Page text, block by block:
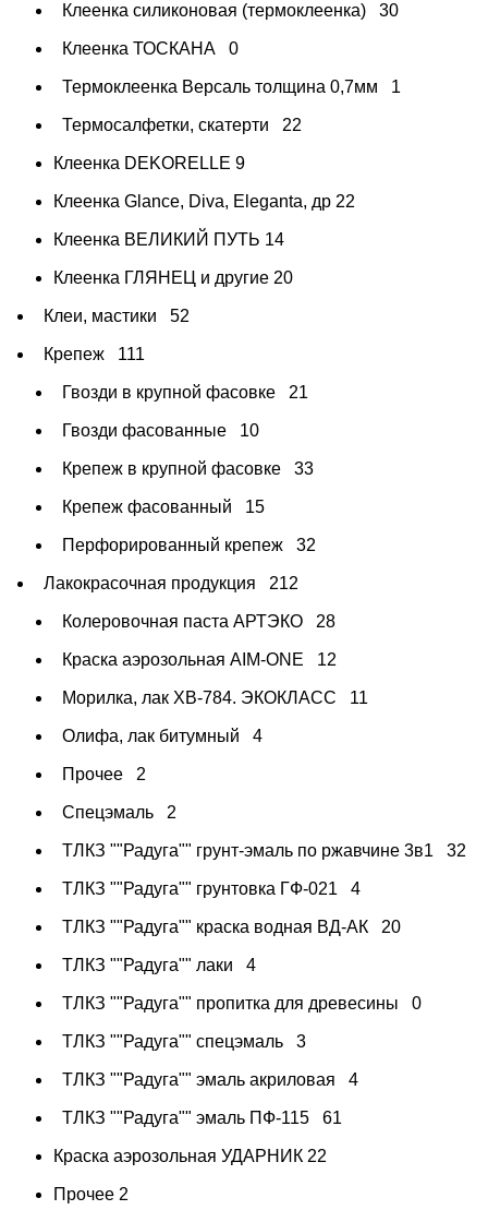
Клеенка силиконовая (термоклеенка) 30
Клеенка ТОСКАНА 0
Термоклеенка Версаль толщина 0,7мм 1
Термосалфетки, скатерти 22
Клеенка DEKORELLE 9
Клеенка Glance, Diva, Eleganta, др 22
Клеенка ВЕЛИКИЙ ПУТЬ 14
Клеенка ГЛЯНЕЦ и другие 20
Клеи, мастики 52
Крепеж 111
Гвозди в крупной фасовке 21
Гвозди фасованные 10
Крепеж в крупной фасовке 33
Крепеж фасованный 15
Перфорированный крепеж 32
Лакокрасочная продукция 212
Колеровочная паста АРТЭКО 28
Краска аэрозольная AIM-ONE 12
Морилка, лак ХВ-784. ЭКОКЛАСС 11
Олифа, лак битумный 4
Прочее 2
Спецэмаль 2
ТЛКЗ ""Радуга"" грунт-эмаль по ржавчине 3в1 32
ТЛКЗ ""Радуга"" грунтовка ГФ-021 4
ТЛКЗ ""Радуга"" краска водная ВД-АК 20
ТЛКЗ ""Радуга"" лаки 4
ТЛКЗ ""Радуга"" пропитка для древесины 0
ТЛКЗ ""Радуга"" спецэмаль 3
ТЛКЗ ""Радуга"" эмаль акриловая 4
ТЛКЗ ""Радуга"" эмаль ПФ-115 61
Краска аэрозольная УДАРНИК 22
Прочее 2